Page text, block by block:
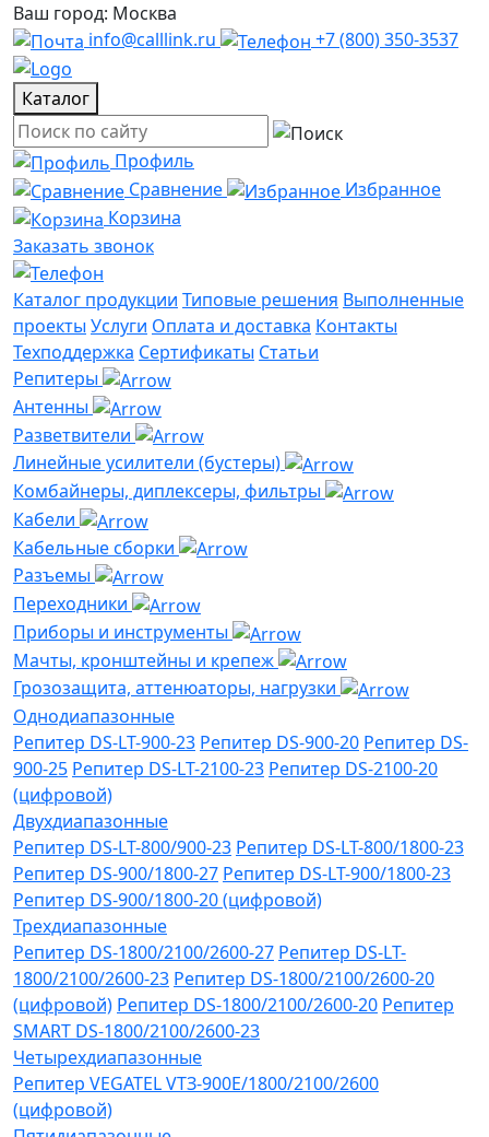
Ваш город: Москва
info@calllink.ru
+7 (800) 350-3537
Каталог
Профиль
Сравнение
Избранное
Корзина
Заказать звонок
Каталог продукции Типовые решения Выполненные
проекты Услуги Оплата и доставка Контакты
Техподдержка Сертификаты Статьи
Репитеры
Антенны
Разветвители
Линейные усилители (бустеры)
Комбайнеры, диплексеры, фильтры
Кабели
Кабельные сборки
Разъемы
Переходники
Приборы и инструменты
Мачты, кронштейны и крепеж
Грозозащита, аттенюаторы, нагрузки
Однодиапазонные
Репитер DS-LT-900-23 Репитер DS-900-20 Репитер DS-
900-25 Репитер DS-LT-2100-23 Репитер DS-2100-20
(цифровой)
Двухдиапазонные
Репитер DS-LT-800/900-23 Репитер DS-LT-800/1800-23
Репитер DS-900/1800-27 Репитер DS-LT-900/1800-23
Репитер DS-900/1800-20 (цифровой)
Трехдиапазонные
Репитер DS-1800/2100/2600-27 Репитер DS-LT-
1800/2100/2600-23 Репитер DS-1800/2100/2600-20
(цифровой) Репитер DS-1800/2100/2600-20 Репитер
SMART DS-1800/2100/2600-23
Четырехдиапазонные
Репитер VЕGATEL VТЗ-900Е/1800/2100/2600
(цифровой)